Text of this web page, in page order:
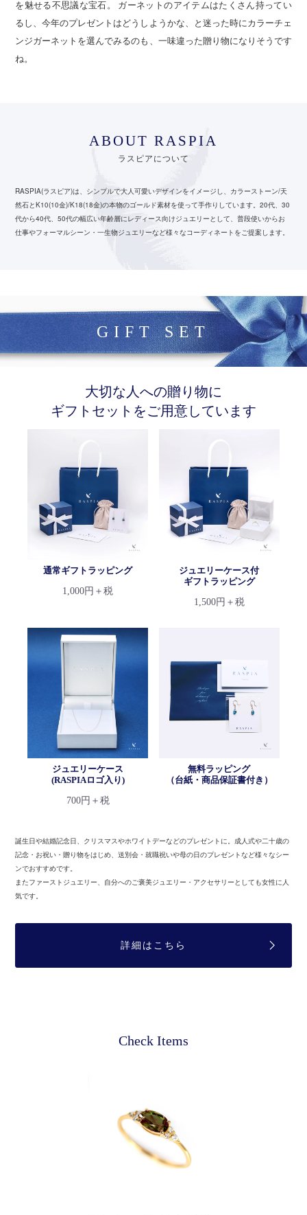
を魅せる不思議な宝石。 ガーネットのアイテムはたくさん持ってい
るし、今年のプレゼントはどうしようかな、と迷った時にカラーチェ
ンジガーネットを選んでみるのも、一味違った贈り物になりそうです
ね。
ABOUT RASPIA
ラスピアについて
RASPIA(ラスピア)は、シンプルで大人可愛いデザインをイメージし、カラーストーン/天
然石とK10(10金)/K18(18金)の本物のゴールド素材を使って手作りしています。20代、30
代から40代、50代の幅広い年齢層にレディース向けジュエリーとして、普段使いからお
仕事やフォーマルシーン・一生物ジュエリーなど様々なコーディネートをご提案します。
GIFT SET
大切な人への贈り物に
ギフトセットをご用意しています
通常ギフトラッピング
1,000円＋税
ジュエリーケース付
ギフトラッピング
1,500円＋税
ジュエリーケース
(RASPIAロゴ入り)
700円＋税
無料ラッピング
（台紙・商品保証書付き）
誕生日や結婚記念日、クリスマスやホワイトデーなどのプレゼントに。 成人式や二十歳の
記念・お祝い・贈り物をはじめ、送別会・就職祝いや母の日のプレゼントなど様々なシー
ンでおすすめです。
またファーストジュエリー、自分へのご褒美ジュエリー・アクセサリーとしても女性に人
気です。
詳細はこちら
Check Items